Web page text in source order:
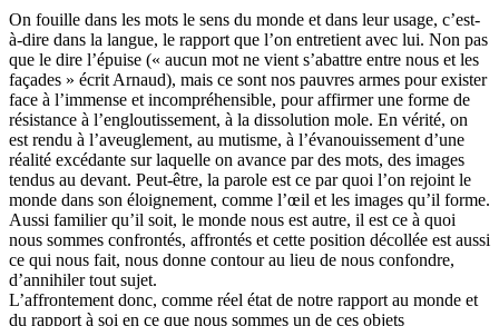
On fouille dans les mots le sens du monde et dans leur usage, c’est-
à-dire dans la langue, le rapport que l’on entretient avec lui. Non pas
que le dire l’épuise (« aucun mot ne vient s’abattre entre nous et les
façades » écrit Arnaud), mais ce sont nos pauvres armes pour exister
face à l’immense et incompréhensible, pour affirmer une forme de
résistance à l’engloutissement, à la dissolution mole. En vérité, on
est rendu à l’aveuglement, au mutisme, à l’évanouissement d’une
réalité excédante sur laquelle on avance par des mots, des images
tendus au devant. Peut-être, la parole est ce par quoi l’on rejoint le
monde dans son éloignement, comme l’œil et les images qu’il forme.
Aussi familier qu’il soit, le monde nous est autre, il est ce à quoi
nous sommes confrontés, affrontés et cette position décollée est aussi
ce qui nous fait, nous donne contour au lieu de nous confondre,
d’annihiler tout sujet.
L’affrontement donc, comme réel état de notre rapport au monde et
du rapport à soi en ce que nous sommes un de ces objets